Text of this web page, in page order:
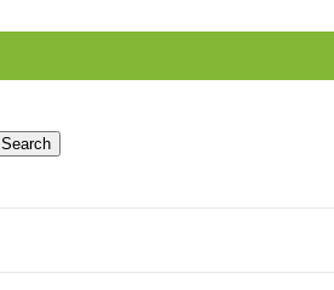
Search